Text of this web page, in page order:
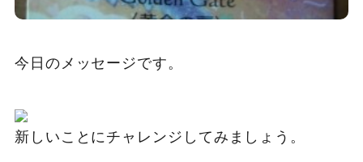
今日のメッセージです。
新しいことにチャレンジしてみましょう。